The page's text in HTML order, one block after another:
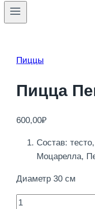
Пиццы
Пицца
600,00₽
Состав:
Моцарелла,
Диаметр 30 см
Количество